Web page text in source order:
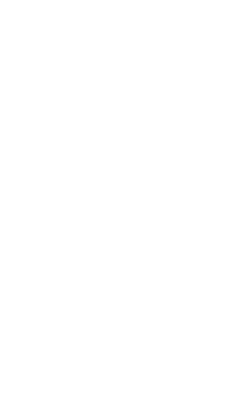
dell'Associazione tramite